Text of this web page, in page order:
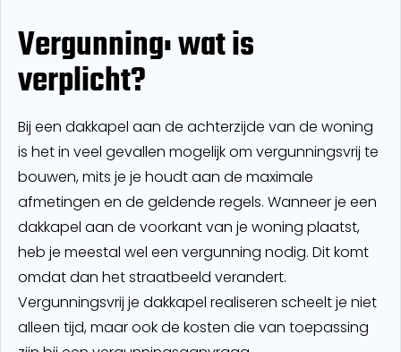
Vergunning: wat is
verplicht?
Bij een dakkapel aan de achterzijde van de woning
is het in veel gevallen mogelijk om vergunningsvrij te
bouwen, mits je je houdt aan de maximale
afmetingen en de geldende regels. Wanneer je een
dakkapel aan de voorkant van je woning plaatst,
heb je meestal wel een vergunning nodig. Dit komt
omdat dan het straatbeeld verandert.
Vergunningsvrij je dakkapel realiseren scheelt je niet
alleen tijd, maar ook de kosten die van toepassing